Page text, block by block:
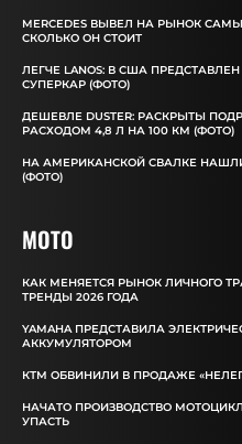
MERCEDES ВЫВЕЛ НА РЫНОК
СКОЛЬКО ОН СТОИТ
ЛЕГЧЕ LANOS: В США
СУПЕРКАР (ФОТО)
ДЕШЕВЛЕ DUSTER: РАСКРЫТЫ
РАСХОДОМ 4,8 Л НА 100 КМ (ФОТО)
НА АМЕРИКАНСКОЙ СВАЛКЕ НАШЛИ
(ФОТО)
MOTO
КАК МЕНЯЕТСЯ РЫНОК ЛИЧНОГО
ТРЕНДЫ 2026 ГОДА
YAMAHA ПРЕДСТАВИЛА
АККУМУЛЯТОРОМ
КТМ ОБВИНИЛИ В ПРОДАЖЕ
НАЧАТО ПРОИЗВОДСТВО
УПАСТЬ